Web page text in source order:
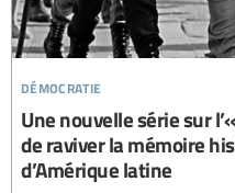
démocratie
Une nouvelle série sur
de raviver la mémoire
d’Amérique latine